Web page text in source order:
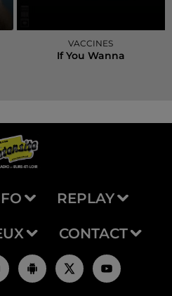
VACCINES
If You Wanna
REPLAY
CONTACT